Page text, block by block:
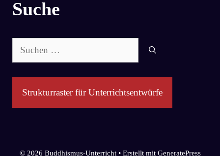
Suche
Suchen
nach:
Strukturraster für Unterrichtsentwürfe
© 2026 Buddhismus-Unterricht• Erstellt mit GeneratePress